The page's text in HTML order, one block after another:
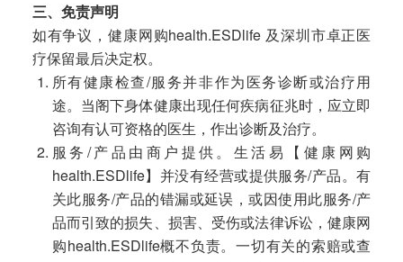
三、免责声明
如有争议，健康网购health.ESDlife 及深圳市卓正医
疗保留最后决定权。
所有健康检查/服务并非作为医务诊断或治疗用
途。当阁下身体健康出现任何疾病征兆时，应立即
咨询有认可资格的医生，作出诊断及治疗。
服务/产品由商户提供。生活易【健康网购
health.ESDlife】并没有经营或提供服务/产品。有
关此服务/产品的错漏或延误，或因使用此服务/产
品而引致的损失、损害、受伤或法律诉讼，健康网
购health.ESDlife概不负责。一切有关的索赔或查